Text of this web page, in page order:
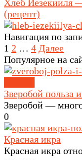
Хлеб Иезекииля
(рецепт)
Навигация по
1 2 … 4 Далее
Популярное на
Зверобой польза
Зверобой —
0
Красная икра
Красная икра